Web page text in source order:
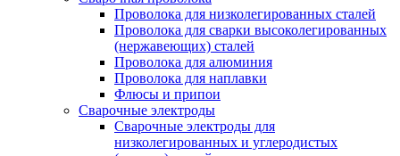
Проволока для низколегированных сталей
Проволока для сварки высоколегированных
(нержавеющих) сталей
Проволока для алюминия
Проволока для наплавки
Флюсы и припои
Сварочные электроды
Сварочные электроды для
низколегированных и углеродистых